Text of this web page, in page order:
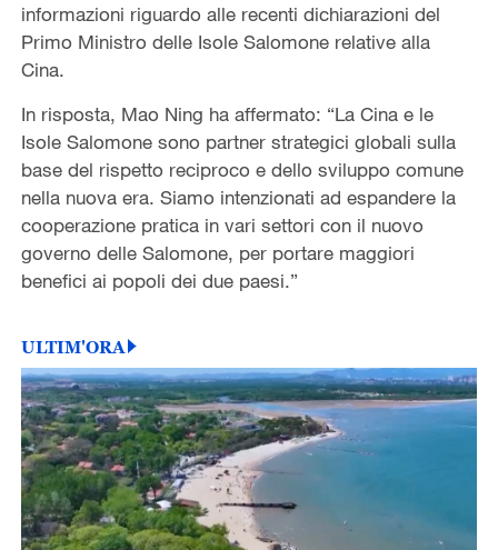
informazioni riguardo alle recenti dichiarazioni del
Primo Ministro delle Isole Salomone relative alla
Cina.
In risposta, Mao Ning ha affermato: “La Cina e le
Isole Salomone sono partner strategici globali sulla
base del rispetto reciproco e dello sviluppo comune
nella nuova era. Siamo intenzionati ad espandere la
cooperazione pratica in vari settori con il nuovo
governo delle Salomone, per portare maggiori
benefici ai popoli dei due paesi.”
ULTIM'ORA